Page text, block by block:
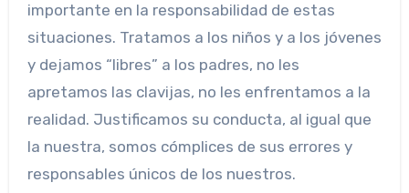
importante en la responsabilidad de estas
situaciones. Tratamos a los niños y a los jóvenes
y dejamos “libres” a los padres, no les
apretamos las clavijas, no les enfrentamos a la
realidad. Justificamos su conducta, al igual que
la nuestra, somos cómplices de sus errores y
responsables únicos de los nuestros.